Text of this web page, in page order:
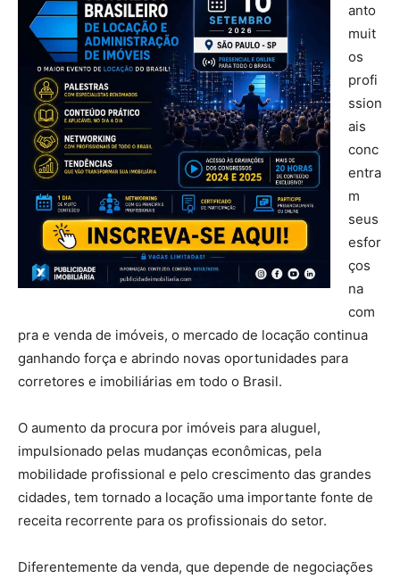
anto
muit
os
profi
ssion
ais
conc
entra
m
seus
esfor
ços
na
com
pra e venda de imóveis, o mercado de locação continua
ganhando força e abrindo novas oportunidades para
corretores e imobiliárias em todo o Brasil.
O aumento da procura por imóveis para aluguel,
impulsionado pelas mudanças econômicas, pela
mobilidade profissional e pelo crescimento das grandes
cidades, tem tornado a locação uma importante fonte de
receita recorrente para os profissionais do setor.
Diferentemente da venda, que depende de negociações